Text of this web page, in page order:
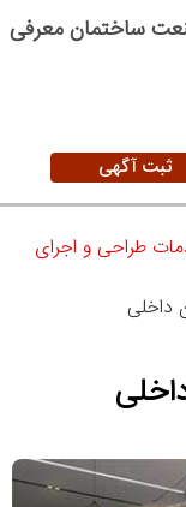
ساختمان معرفی
ثبت آگهی
طراحی و اجرای
داخلی